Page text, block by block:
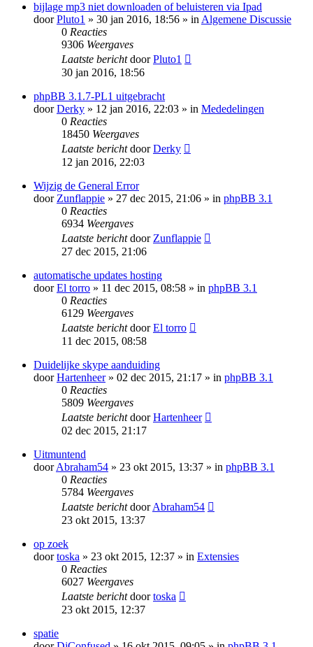
bijlage mp3 niet downloaden of beluisteren via Ipad
doorPluto1 » 30 jan 2016, 18:56 » inAlgemene Discussie
0 Reacties
9306 Weergaves
Laatste berichtdoorPluto1
30 jan 2016, 18:56
phpBB 3.1.7-PL1 uitgebracht
doorDerky » 12 jan 2016, 22:03 » in Mededelingen
0 Reacties
18450 Weergaves
Laatste berichtdoorDerky
12 jan 2016, 22:03
Wijzig de General Error
doorZunflappie » 27 dec 2015, 21:06 » in phpBB 3.1
0 Reacties
6934 Weergaves
Laatste berichtdoorZunflappie
27 dec 2015, 21:06
automatische updates hosting
doorEl torro » 11 dec 2015, 08:58 » in phpBB 3.1
0 Reacties
6129 Weergaves
Laatste berichtdoorEl torro
11 dec 2015, 08:58
Duidelijke skype aanduiding
doorHartenheer» 02 dec 2015, 21:17 » in phpBB 3.1
0 Reacties
5809 Weergaves
Laatste berichtdoorHartenheer
02 dec 2015, 21:17
Uitmuntend
doorAbraham54 » 23 okt 2015, 13:37 » in phpBB 3.1
0 Reacties
5784 Weergaves
Laatste berichtdoorAbraham54
23 okt 2015, 13:37
op zoek
doortoska » 23 okt 2015, 12:37 » in Extensies
0 Reacties
6027 Weergaves
Laatste berichtdoortoska
23 okt 2015, 12:37
spatie